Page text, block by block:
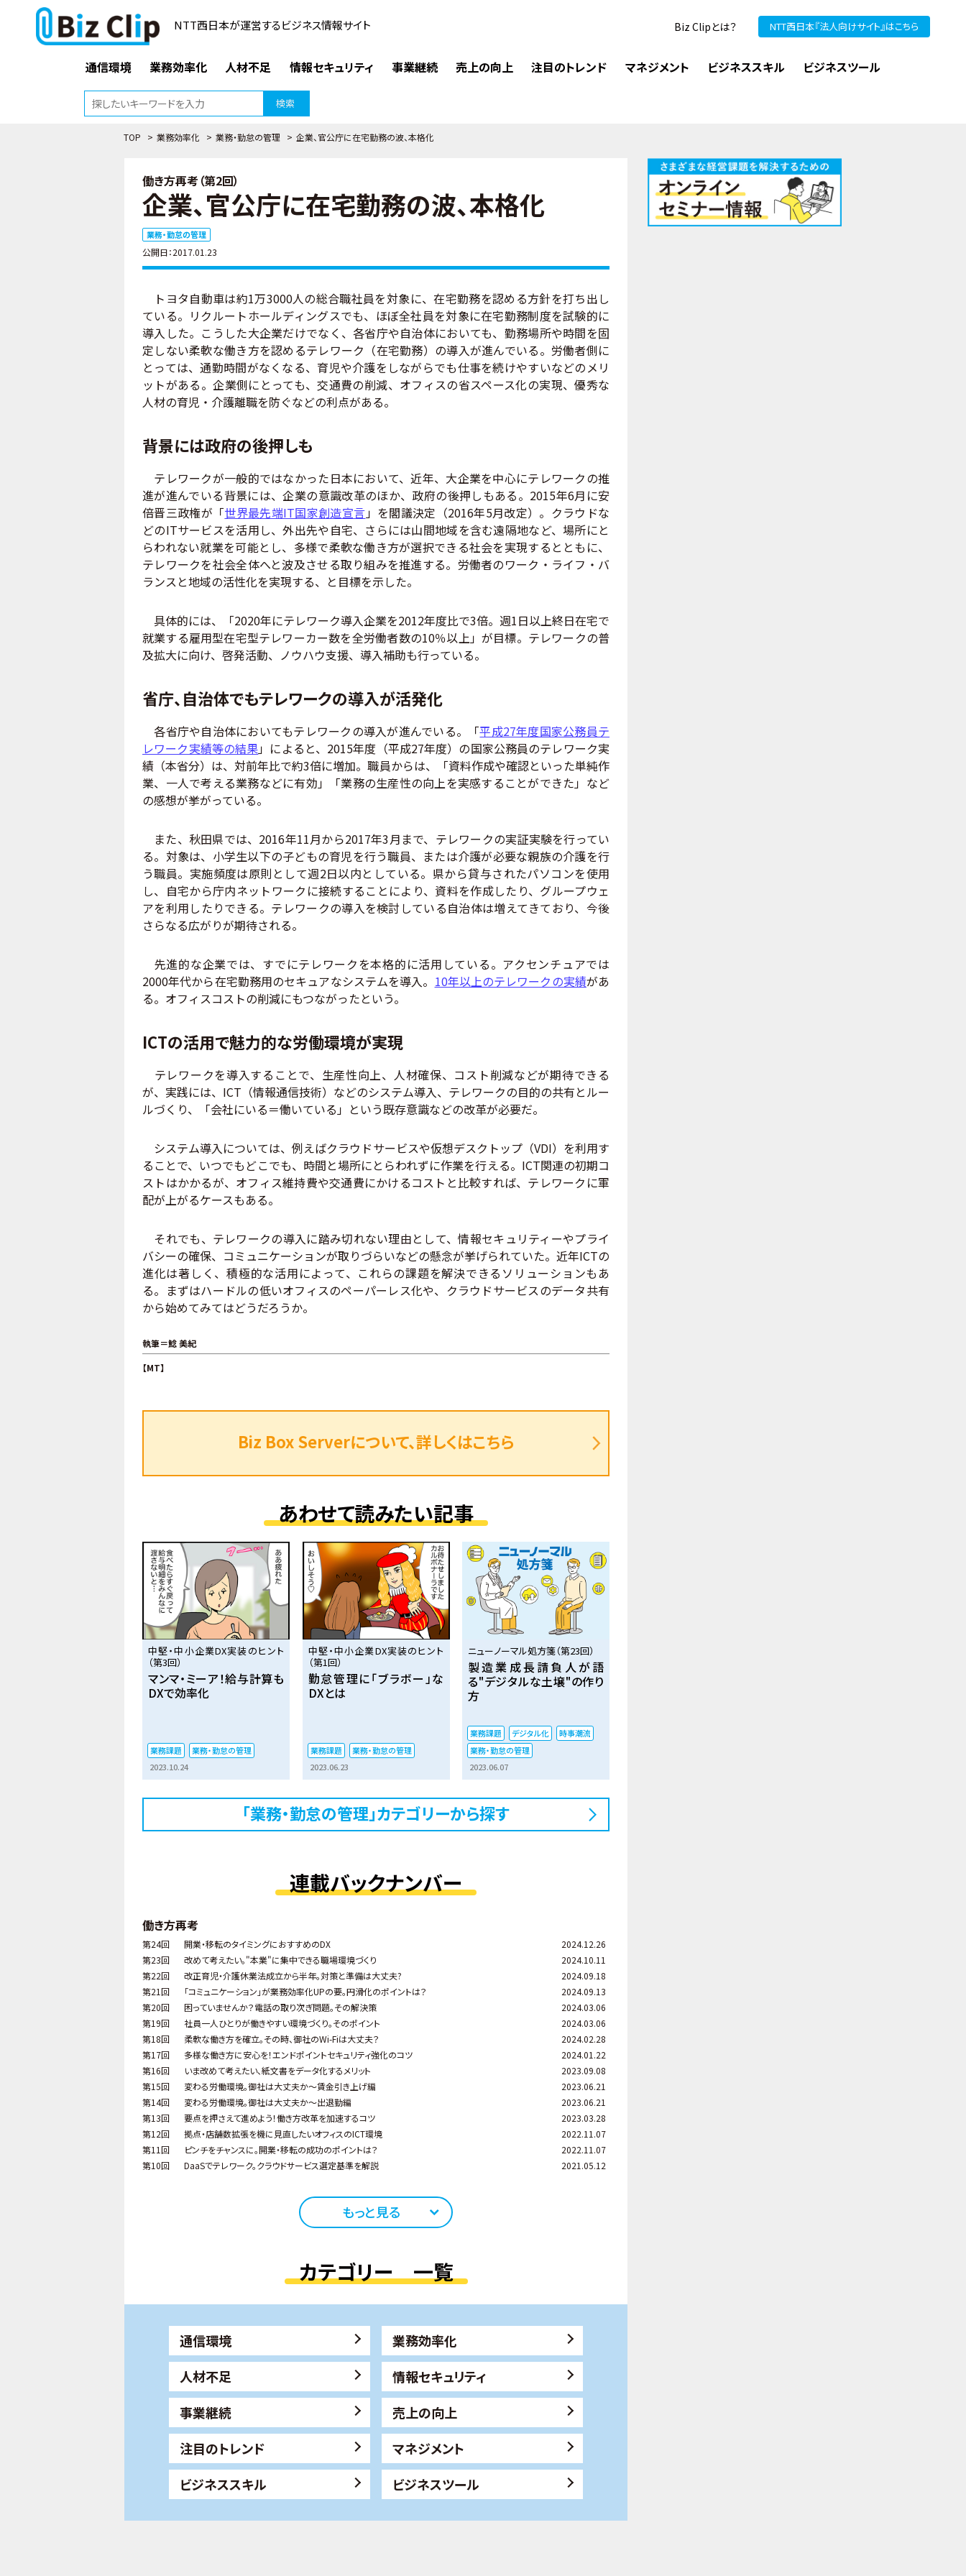
NTT西日本が運営するビジネス情報サイト Biz Clipとは？ NTT西日本『法人向けサイト』はこちら
通信環境 業務効率化 人材不足 情報セキュリティ 事業継続 売上の向上 注目のトレンド マネジメント ビジネススキル ビジネスツール
検索
TOP > 業務効率化 > 業務・勤怠の管理 > 企業、官公庁に在宅勤務の波、本格化
働き方再考（第2回）
企業、官公庁に在宅勤務の波、本格化
業務・勤怠の管理
公開日：2017.01.23
トヨタ自動車は約1万3000人の総合職社員を対象に、在宅勤務を認める方針を打ち出し
ている。リクルートホールディングスでも、ほぼ全社員を対象に在宅勤務制度を試験的に
導入した。こうした大企業だけでなく、各省庁や自治体においても、勤務場所や時間を固
定しない柔軟な働き方を認めるテレワーク（在宅勤務）の導入が進んでいる。労働者側に
とっては、通勤時間がなくなる、育児や介護をしながらでも仕事を続けやすいなどのメリ
ットがある。企業側にとっても、交通費の削減、オフィスの省スペース化の実現、優秀な
人材の育児・介護離職を防ぐなどの利点がある。
背景には政府の後押しも
テレワークが一般的ではなかった日本において、近年、大企業を中心にテレワークの推
進が進んでいる背景には、企業の意識改革のほか、政府の後押しもある。2015年6月に安
倍晋三政権が「世界最先端IT国家創造宣言 」を閣議決定（2016年5月改定）。クラウドな
どのITサービスを活用し、外出先や自宅、さらには山間地域を含む遠隔地など、場所にと
らわれない就業を可能とし、多様で柔軟な働き方が選択できる社会を実現するとともに、
テレワークを社会全体へと波及させる取り組みを推進する。労働者のワーク・ライフ・バ
ランスと地域の活性化を実現する、と目標を示した。
具体的には、「2020年にテレワーク導入企業を2012年度比で3倍。週1日以上終日在宅で
就業する雇用型在宅型テレワーカー数を全労働者数の10％以上」が目標。テレワークの普
及拡大に向け、啓発活動、ノウハウ支援、導入補助も行っている。
省庁、自治体でもテレワークの導入が活発化
各省庁や自治体においてもテレワークの導入が進んでいる。「平成27年度国家公務員テ
レワーク実績等の結果」によると、2015年度（平成27年度）の国家公務員のテレワーク実
績（本省分）は、対前年比で約3倍に増加。職員からは、「資料作成や確認といった単純作
業、一人で考える業務などに有効」「業務の生産性の向上を実感することができた」など
の感想が挙がっている。
また、秋田県では、2016年11月から2017年3月まで、テレワークの実証実験を行ってい
る。対象は、小学生以下の子どもの育児を行う職員、または介護が必要な親族の介護を行
う職員。実施頻度は原則として週2日以内としている。県から貸与されたパソコンを使用
し、自宅から庁内ネットワークに接続することにより、資料を作成したり、グループウェ
アを利用したりできる。テレワークの導入を検討している自治体は増えてきており、今後
さらなる広がりが期待される。
先進的な企業では、すでにテレワークを本格的に活用している。アクセンチュアでは
2000年代から在宅勤務用のセキュアなシステムを導入。 10年以上のテレワークの実績があ
る。オフィスコストの削減にもつながったという。
ICTの活用で魅力的な労働環境が実現
テレワークを導入することで、生産性向上、人材確保、コスト削減などが期待できる
が、実践には、ICT（情報通信技術）などのシステム導入、テレワークの目的の共有とルー
ルづくり、「会社にいる＝働いている」という既存意識などの改革が必要だ。
システム導入については、例えばクラウドサービスや仮想デスクトップ（VDI）を利用す
ることで、いつでもどこでも、時間と場所にとらわれずに作業を行える。ICT関連の初期コ
ストはかかるが、オフィス維持費や交通費にかけるコストと比較すれば、テレワークに軍
配が上がるケースもある。
それでも、テレワークの導入に踏み切れない理由として、情報セキュリティーやプライ
バシーの確保、コミュニケーションが取りづらいなどの懸念が挙げられていた。近年ICTの
進化は著しく、積極的な活用によって、これらの課題を解決できるソリューションもあ
る。まずはハードルの低いオフィスのペーパーレス化や、クラウドサービスのデータ共有
から始めてみてはどうだろうか。
執筆＝鯰 美紀
【MT】
Biz Box Serverについて、詳しくはこちら
あわせて読みたい記事
中堅・中小企業DX実装のヒント
（第3回）
マンマ・ミーア！給与計算も
DXで効率化
業務課題
業務・勤怠の管理
2023.10.24
中堅・中小企業DX実装のヒント
（第1回）
勤怠管理に「ブラボー」な
DXとは
業務課題
業務・勤怠の管理
2023.06.23
ニューノーマル処方箋（第23回）
製造業成長請負人が語
る"デジタルな土壌"の作り
方
業務課題 デジタル化
時事潮流
業務・勤怠の管理
2023.06.07
「業務・勤怠の管理」カテゴリーから探す
連載バックナンバー
働き方再考
第24回 開業・移転のタイミングにおすすめのDX
2024.12.26
第23回
改めて考えたい。"本業"に集中できる職場環境づくり
2024.10.11
第22回
改正育児・介護休業法成立から半年。対策と準備は大丈夫?
2024.09.18
第21回
「コミュニケーション」が業務効率化UPの要。円滑化のポイントは？
2024.09.13
第20回
困っていませんか？電話の取り次ぎ問題。その解決策
2024.03.06
第19回
社員一人ひとりが働きやすい環境づくり。そのポイント
2024.03.06
第18回
柔軟な働き方を確立。その時、御社のWi-Fiは大丈夫？
2024.02.28
第17回
多様な働き方に安心を！エンドポイントセキュリティ強化のコツ
2024.01.22
第16回
いま改めて考えたい、紙文書をデータ化するメリット
2023.09.08
第15回
変わる労働環境。御社は大丈夫か～賃金引き上げ編
2023.06.21
第14回
変わる労働環境。御社は大丈夫か～出退勤編
2023.06.21
第13回
要点を押さえて進めよう！働き方改革を加速するコツ
2023.03.28
第12回
拠点・店舗数拡張を機に見直したいオフィスのICT環境
2022.11.07
第11回
ピンチをチャンスに。開業・移転の成功のポイントは？
2022.11.07
第10回
DaaSでテレワーク。クラウドサービス選定基準を解説 2021.05.12
もっと見る
カテゴリー 一覧
通信環境
業務効率化
人材不足
情報セキュリティ
事業継続
売上の向上
注目のトレンド
マネジメント
ビジネススキル
ビジネスツール